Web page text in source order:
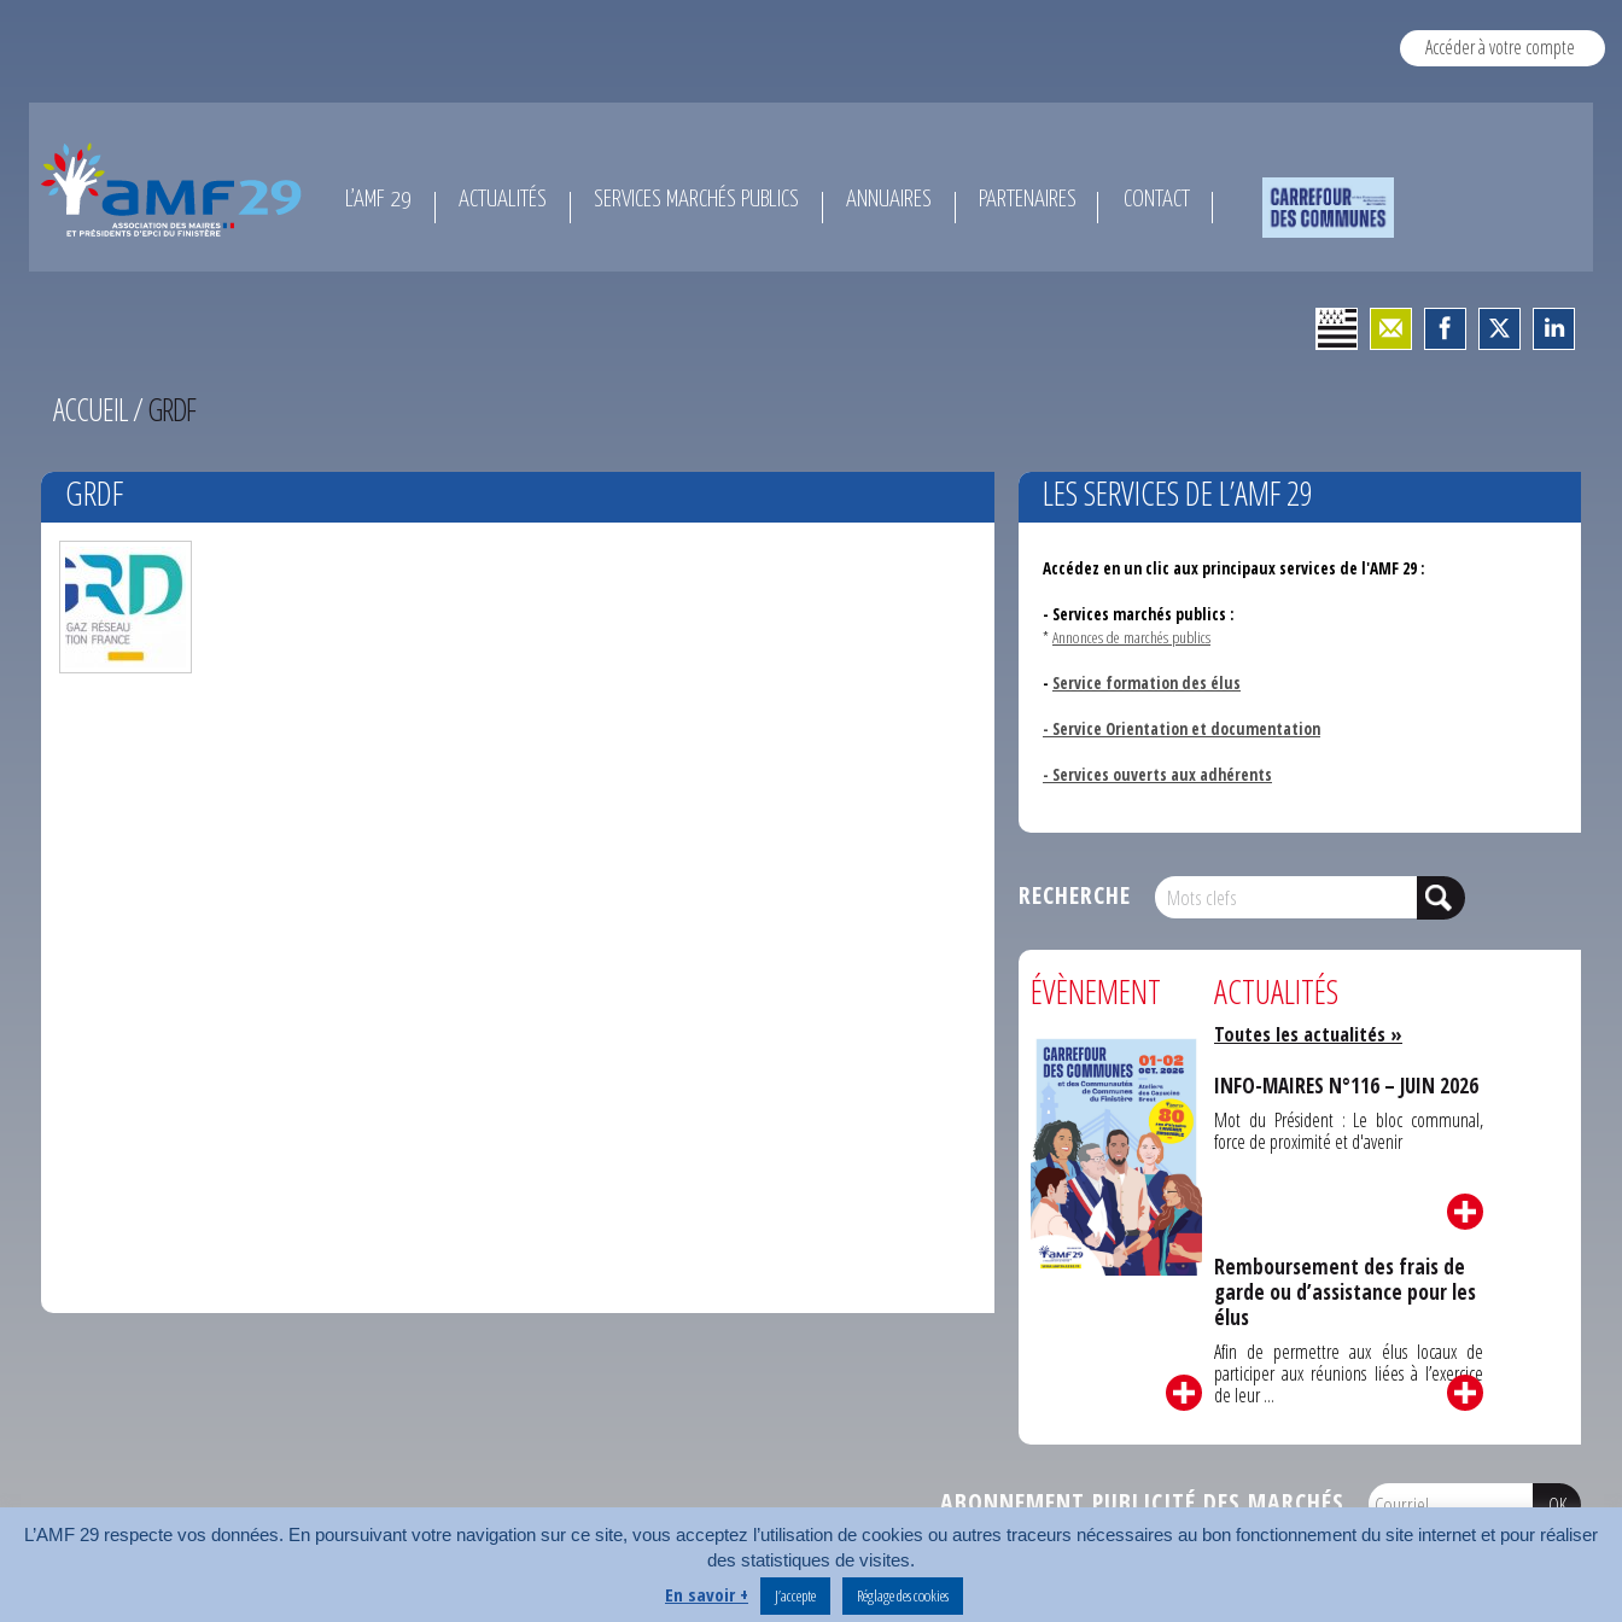
Accéder à votre compte
L’AMF 29 ACTUALITÉS SERVICES MARCHÉS PUBLICS ANNUAIRES PARTENAIRES CONTACT
ACCUEIL/GRDF
GRDF LES SERVICES DE L’AMF 29
Accédez en un clic aux principaux services de l'AMF 29 :
- Services marchés publics :
*Annonces de marchés publics
- Service formation des élus
- Service Orientation et documentation
- Services ouverts aux adhérents
RECHERCHE
ÉVÈNEMENT ACTUALITÉS
Toutes les actualités »
INFO-MAIRES N°116 – JUIN 2026
Mot du Président : Le bloc communal,
force de proximité et d'avenir
Remboursement des frais de
garde ou d’assistance pour les
élus
Afin de permettre aux élus locaux de
participer aux réunions liées à l’exercice
de leur ...
ABONNEMENT PUBLICITÉ DES MARCHÉS
Plan du site
L’AMF 29 respecte vos données. En poursuivant votre navigation sur ce site, vous acceptez l’utilisation de cookies ou autres traceurs nécessaires au bon fonctionnement du site internet et pour réaliser
des statistiques de visites.
En savoir + J’accepte Réglage des cookies